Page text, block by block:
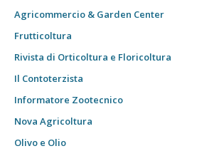
Agricommercio & Garden Center
Frutticoltura
Rivista di Orticoltura e Floricoltura
Il Contoterzista
Informatore Zootecnico
Nova Agricoltura
Olivo e Olio